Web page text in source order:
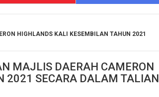
HIGHLANDS KALI KESEMBILAN TAHUN 2021
MAJLIS DAERAH CAMERON
2021 SECARA DALAM TALIAN